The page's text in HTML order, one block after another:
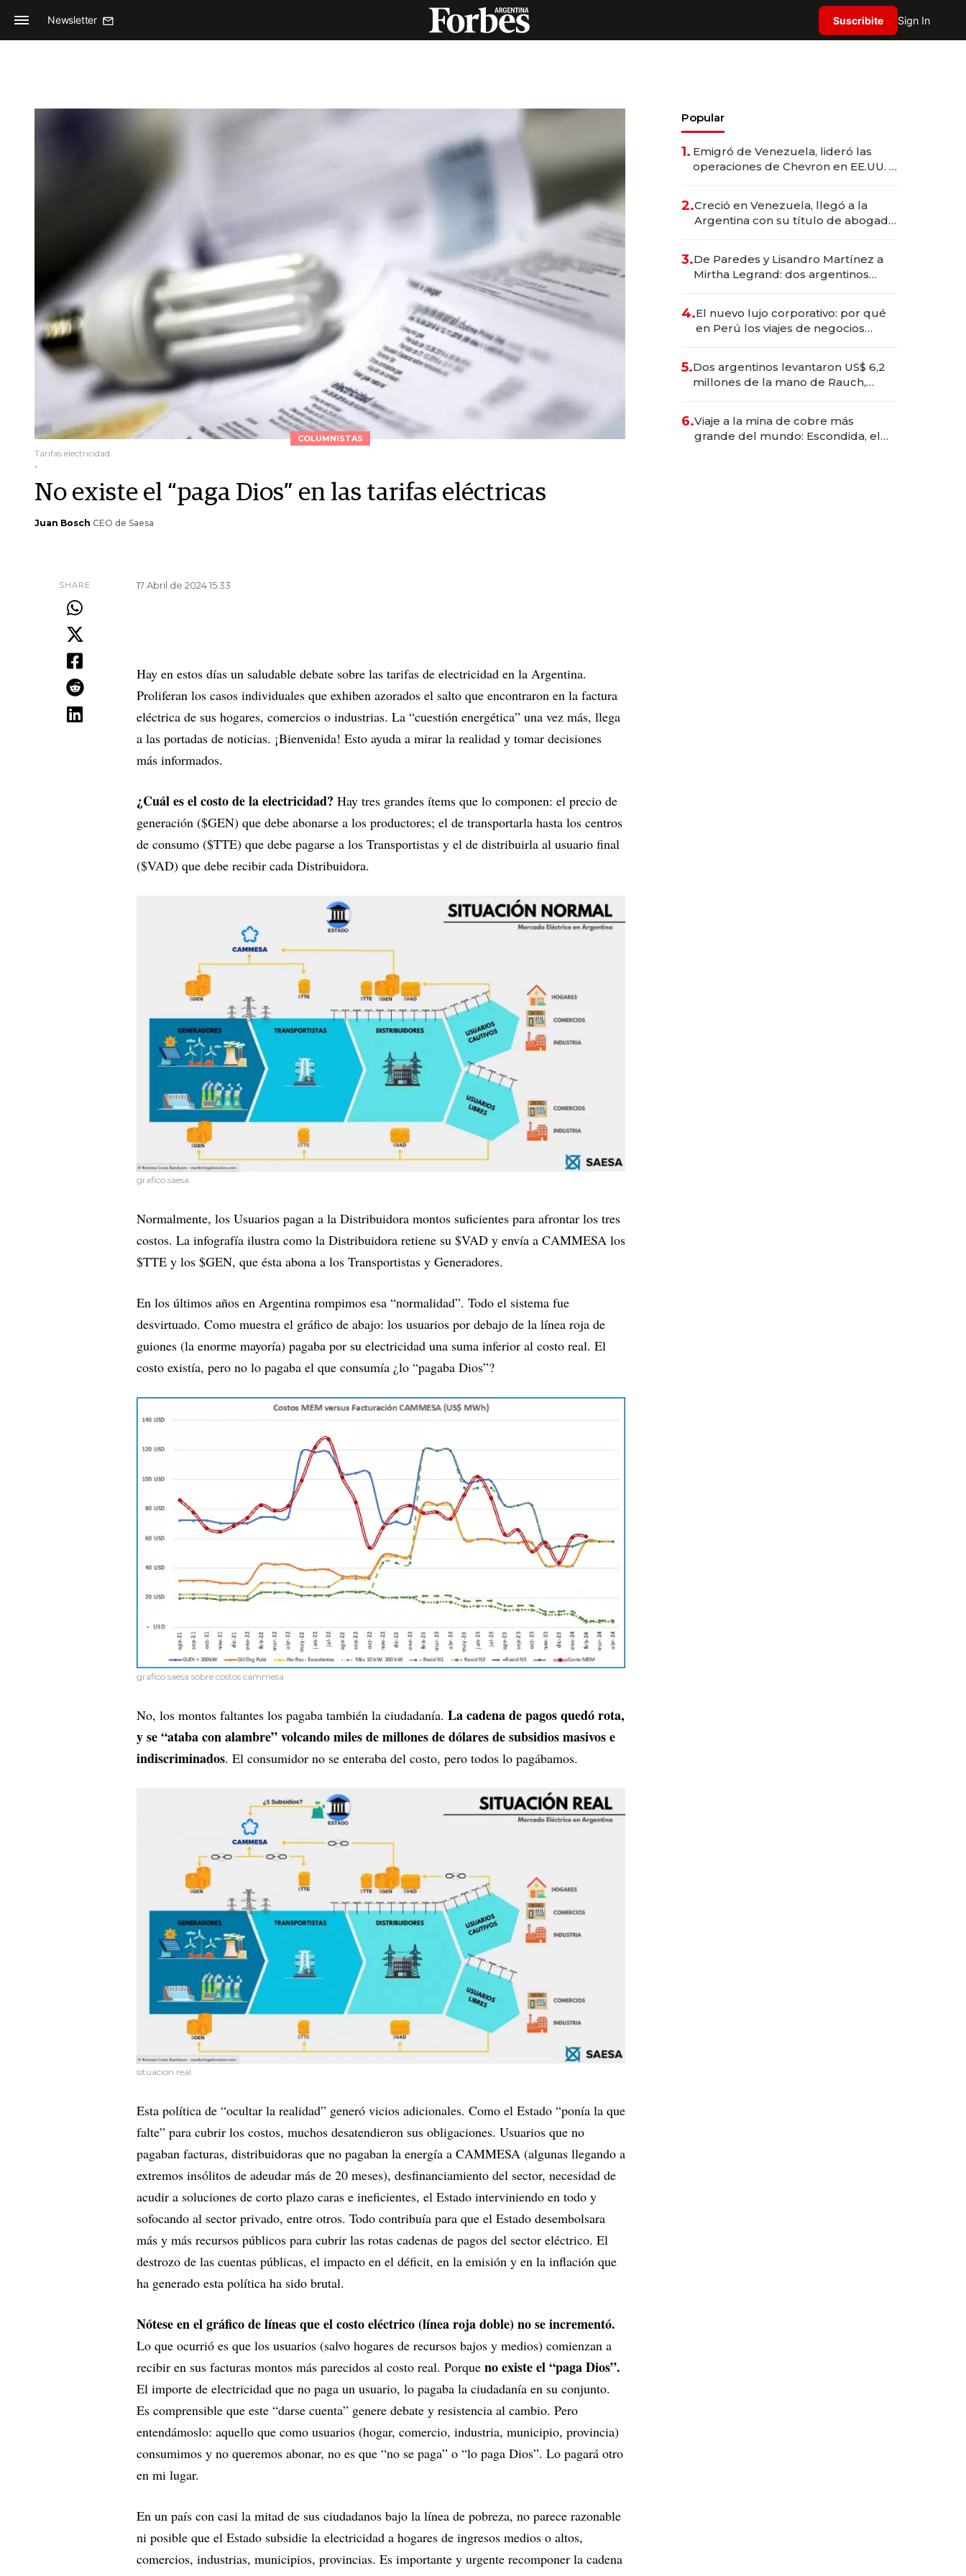
Newsletter Suscribite Sign In
COLUMNISTAS
Tarifas electricidad.
.
No existe el “paga Dios” en las tarifas eléctricas
Juan Bosch CEO de Saesa
SHARE 17 Abril de 2024 15.33
Hay en estos días un saludable debate sobre las tarifas de electricidad en la Argentina.
Proliferan los casos individuales que exhiben azorados el salto que encontraron en la factura
eléctrica de sus hogares, comercios o industrias. La “cuestión energética” una vez más, llega
a las portadas de noticias. ¡Bienvenida! Esto ayuda a mirar la realidad y tomar decisiones
más informados.
¿Cuál es el costo de la electricidad? Hay tres grandes ítems que lo componen: el precio de
generación ($GEN) que debe abonarse a los productores; el de transportarla hasta los centros
de consumo ($TTE) que debe pagarse a los Transportistas y el de distribuirla al usuario final
($VAD) que debe recibir cada Distribuidora.
grafico saesa
Normalmente, los Usuarios pagan a la Distribuidora montos suficientes para afrontar los tres
costos. La infografía ilustra como la Distribuidora retiene su $VAD y envía a CAMMESA los
$TTE y los $GEN, que ésta abona a los Transportistas y Generadores.
En los últimos años en Argentina rompimos esa “normalidad”. Todo el sistema fue
desvirtuado. Como muestra el gráfico de abajo: los usuarios por debajo de la línea roja de
guiones (la enorme mayoría) pagaba por su electricidad una suma inferior al costo real. El
costo existía, pero no lo pagaba el que consumía ¿lo “pagaba Dios”?
grafico saesa sobre costos cammesa
No, los montos faltantes los pagaba también la ciudadanía. La cadena de pagos quedó rota,
y se “ataba con alambre” volcando miles de millones de dólares de subsidios masivos e
indiscriminados. El consumidor no se enteraba del costo, pero todos lo pagábamos.
situacion real
Esta política de “ocultar la realidad” generó vicios adicionales. Como el Estado “ponía la que
falte” para cubrir los costos, muchos desatendieron sus obligaciones. Usuarios que no
pagaban facturas, distribuidoras que no pagaban la energía a CAMMESA (algunas llegando a
extremos insólitos de adeudar más de 20 meses), desfinanciamiento del sector, necesidad de
acudir a soluciones de corto plazo caras e ineficientes, el Estado interviniendo en todo y
sofocando al sector privado, entre otros. Todo contribuía para que el Estado desembolsara
más y más recursos públicos para cubrir las rotas cadenas de pagos del sector eléctrico. El
destrozo de las cuentas públicas, el impacto en el déficit, en la emisión y en la inflación que
ha generado esta política ha sido brutal.
Nótese en el gráfico de líneas que el costo eléctrico (línea roja doble) no se incrementó.
Lo que ocurrió es que los usuarios (salvo hogares de recursos bajos y medios) comienzan a
recibir en sus facturas montos más parecidos al costo real. Porque no existe el “paga Dios”.
El importe de electricidad que no paga un usuario, lo pagaba la ciudadanía en su conjunto.
Es comprensible que este “darse cuenta” genere debate y resistencia al cambio. Pero
entendámoslo: aquello que como usuarios (hogar, comercio, industria, municipio, provincia)
consumimos y no queremos abonar, no es que “no se paga” o “lo paga Dios”. Lo pagará otro
en mi lugar.
En un país con casi la mitad de sus ciudadanos bajo la línea de pobreza, no parece razonable
ni posible que el Estado subsidie la electricidad a hogares de ingresos medios o altos,
comercios, industrias, municipios, provincias. Es importante y urgente recomponer la cadena
Popular
1. Emigró de Venezuela, lideró las
operaciones de Chevron en EE.UU. y
2.Creció en Venezuela, llegó a la
Argentina con su título de abogado
marcas "fast premium"
3.De Paredes y Lisandro Martínez a
Mirtha Legrand: dos argentinos
4.El nuevo lujo corporativo: por qué
en Perú los viajes de negocios
transformadoras
5.Dos argentinos levantaron US$ 6,2
millones de la mano de Rauch,
6.Viaje a la mina de cobre más
grande del mundo: Escondida, el